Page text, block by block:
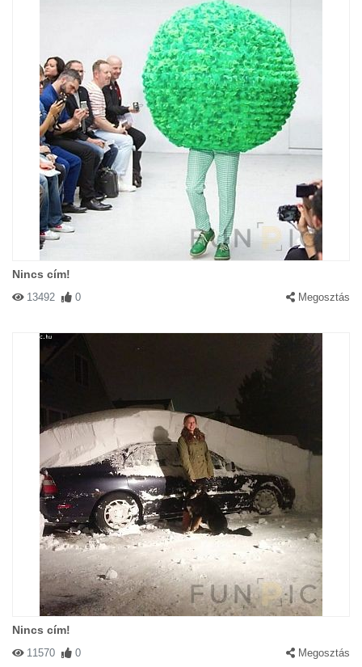
Nincs cím!
13492 0 Megosztás
Nincs cím!
11570 0 Megosztás